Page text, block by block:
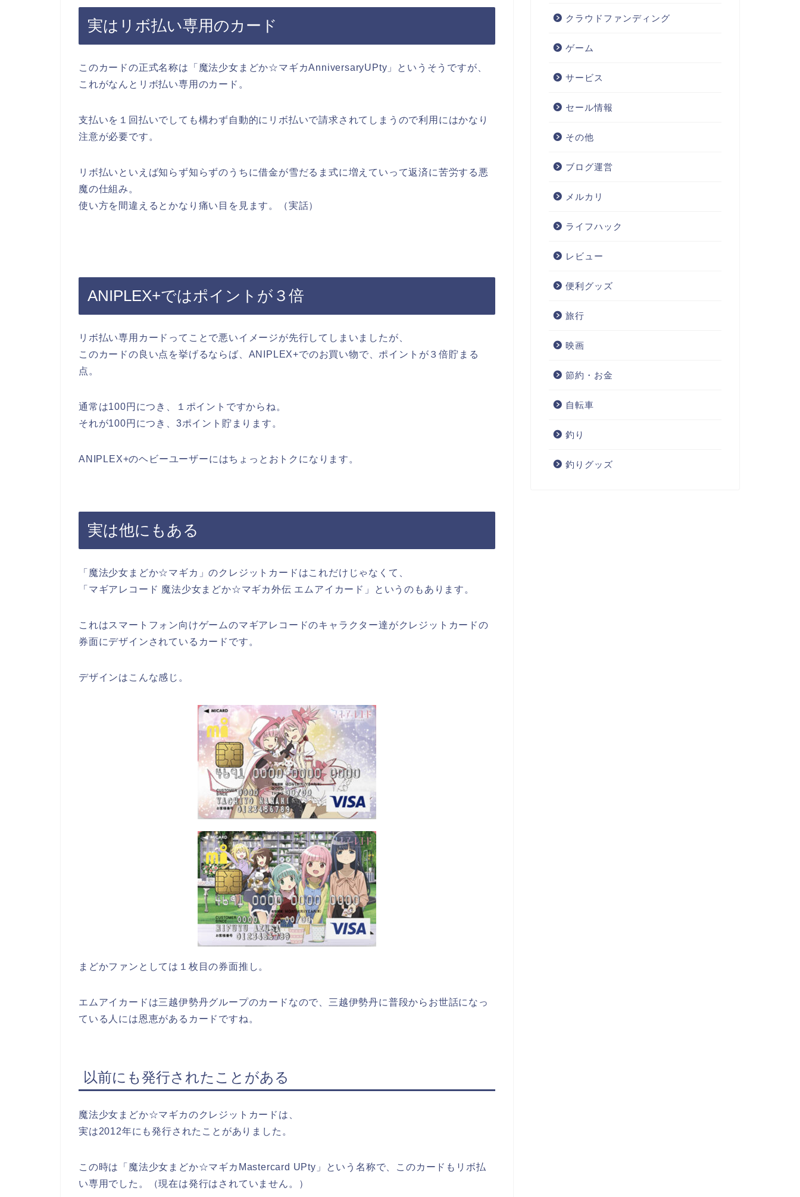
実はリボ払い専用のカード
このカードの正式名称は「魔法少女まどか☆マギカAnniversaryUPty」というそうですが、
これがなんとリボ払い専用のカード。
支払いを１回払いでしても構わず自動的にリボ払いで請求されてしまうので利用にはかなり
注意が必要です。
リボ払いといえば知らず知らずのうちに借金が雪だるま式に増えていって返済に苦労する悪
魔の仕組み。
使い方を間違えるとかなり痛い目を見ます。（実話）
ANIPLEX+ではポイントが３倍
リボ払い専用カードってことで悪いイメージが先行してしまいましたが、
このカードの良い点を挙げるならば、ANIPLEX+でのお買い物で、ポイントが３倍貯まる
点。
通常は100円につき、１ポイントですからね。
それが100円につき、3ポイント貯まります。
ANIPLEX+のヘビーユーザーにはちょっとおトクになります。
実は他にもある
「魔法少女まどか☆マギカ」のクレジットカードはこれだけじゃなくて、
「マギアレコード 魔法少女まどか☆マギカ外伝 エムアイカード」というのもあります。
これはスマートフォン向けゲームのマギアレコードのキャラクター達がクレジットカードの
券面にデザインされているカードです。
デザインはこんな感じ。
まどかファンとしては１枚目の券面推し。
エムアイカードは三越伊勢丹グループのカードなので、三越伊勢丹に普段からお世話になっ
ている人には恩恵があるカードですね。
以前にも発行されたことがある
魔法少女まどか☆マギカのクレジットカードは、
実は2012年にも発行されたことがありました。
この時は「魔法少女まどか☆マギカMastercard UPty」という名称で、このカードもリボ払
い専用でした。（現在は発行はされていません。）
クラウドファンディング
ゲーム
サービス
セール情報
その他
ブログ運営
メルカリ
ライフハック
レビュー
便利グッズ
旅行
映画
節約・お金
自転車
釣り
釣りグッズ